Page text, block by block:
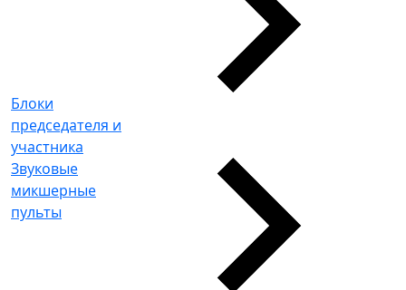
Блоки
председателя и
участника
Звуковые
микшерные
пульты